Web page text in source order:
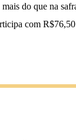
do que na
com